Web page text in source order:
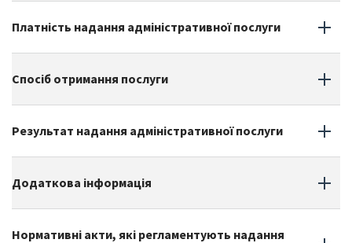
Платність надання адміністративної послуги
Спосіб отримання послуги
Результат надання адміністративної послуги
Додаткова iнформацiя
Нормативні акти, які регламентують надання